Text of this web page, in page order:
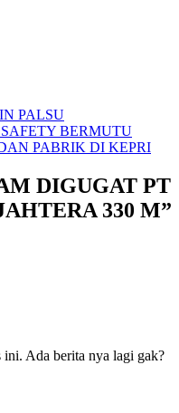
PALSU
BERMUTU
PABRIK DI KEPRI
DIGUGAT PT
330 M”
ini. Ada berita nya lagi gak?